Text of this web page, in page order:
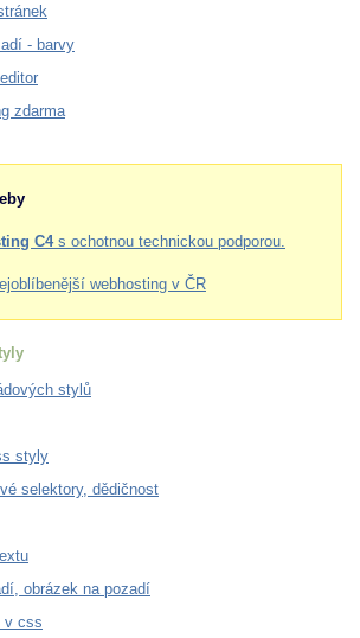
- barvy
zdarma
C4s ochotnou technickou podporou.
webhosting v ČR
stylů
styly
selektory, dědičnost
obrázek na pozadí
v css